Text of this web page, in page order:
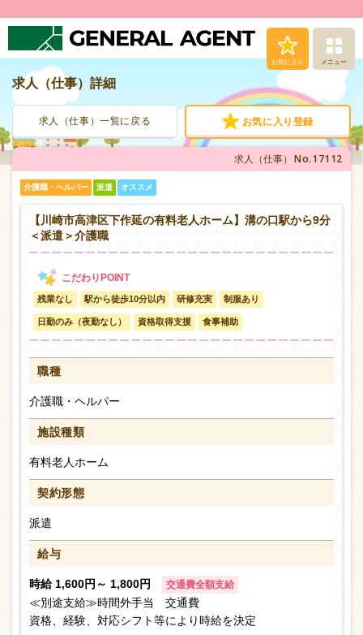
お気に入り メニュー
人材派遣サービス
転職支援サービス
登録から就業まで
お問い合わせ
求人（仕事）詳細
求人（仕事）一覧に戻る お気に入り登録
求人（仕事） No.17112
介護職・ヘルパー 派遣 オススメ
【川崎市高津区下作延の有料老人ホーム】溝の口駅から9分
＜派遣＞介護職
残業なし 駅から徒歩10分以内 研修充実 制服あり
日勤のみ（夜勤なし） 資格取得支援 食事補助
職種
介護職・ヘルパー
施設種類
有料老人ホーム
契約形態
派遣
給与
時給 1,600円～ 1,800円 交通費全額支給
≪別途支給≫時間外手当 交通費
資格、経験、対応シフト等により時給を決定